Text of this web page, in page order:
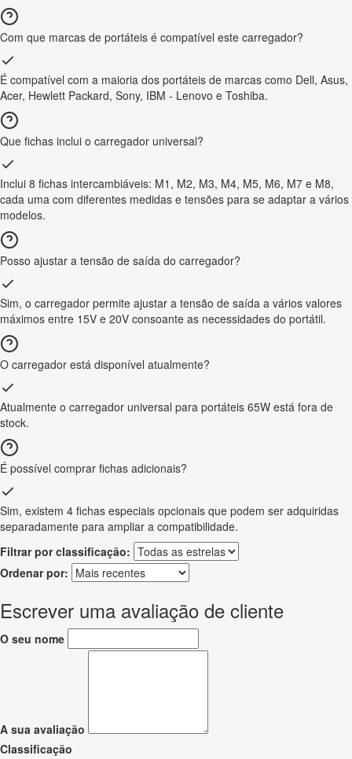
Com que marcas de portáteis é compatível este carregador?
É compatível com a maioria dos portáteis de marcas como Dell, Asus,
Acer, Hewlett Packard, Sony, IBM - Lenovo e Toshiba.
Que fichas inclui o carregador universal?
Inclui 8 fichas intercambiáveis: M1, M2, M3, M4, M5, M6, M7 e M8,
cada uma com diferentes medidas e tensões para se adaptar a vários
modelos.
Posso ajustar a tensão de saída do carregador?
Sim, o carregador permite ajustar a tensão de saída a vários valores
máximos entre 15V e 20V consoante as necessidades do portátil.
O carregador está disponível atualmente?
Atualmente o carregador universal para portáteis 65W está fora de
stock.
É possível comprar fichas adicionais?
Sim, existem 4 fichas especiais opcionais que podem ser adquiridas
separadamente para ampliar a compatibilidade.
Filtrar por classificação:
Ordenar por:
Escrever uma avaliação de cliente
O seu nome
A sua avaliação
Classificação